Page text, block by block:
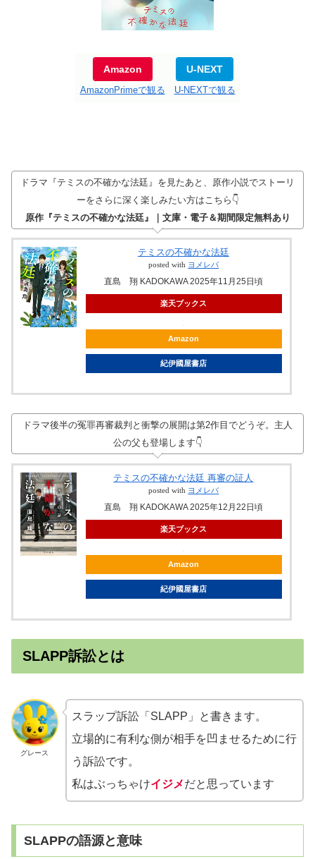
Amazon
AmazonPrimeで観る
U-NEXT
U-NEXTで観る
ドラマ『テミスの不確かな法廷』を見たあと、原作小説でストーリ
ーをさらに深く楽しみたい方はこちら👇
原作『テミスの不確かな法廷』｜文庫・電子＆期間限定無料あり
テミスの不確かな法廷
posted with ヨメレバ
直島 翔 KADOKAWA 2025年11月25日頃
楽天ブックス
Amazon
紀伊國屋書店
ドラマ後半の冤罪再審裁判と衝撃の展開は第2作目でどうぞ。主人
公の父も登場します👇
テミスの不確かな法廷 再審の証人
posted with ヨメレバ
直島 翔 KADOKAWA 2025年12月22日頃
楽天ブックス
Amazon
紀伊國屋書店
SLAPP訴訟とは
グレース
スラップ訴訟「SLAPP」と書きます。
立場的に有利な側が相手を凹ませるために行
う訴訟です。
私はぶっちゃけイジメだと思っています
SLAPPの語源と意味